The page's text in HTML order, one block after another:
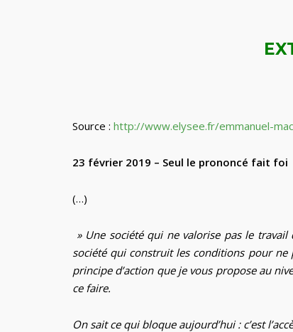
Source : http://www.elysee.fr/emmanuel-
23 février 2019 – Seul le prononcé fait foi
(…)
» Une société qui ne valorise pas le
société qui construit les conditions pour
principe d’action que je vous propose au
ce faire.
On sait ce qui bloque aujourd’hui : c’est